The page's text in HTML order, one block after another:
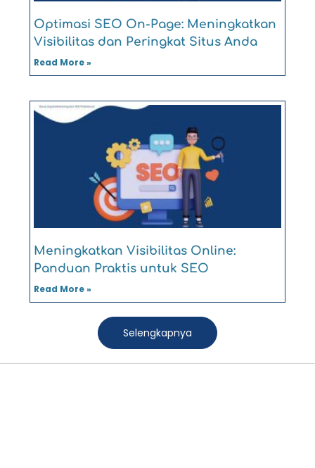
Optimasi SEO On-Page: Meningkatkan
Visibilitas dan Peringkat Situs Anda
Read More »
Meningkatkan Visibilitas Online:
Panduan Praktis untuk SEO
Read More »
Selengkapnya